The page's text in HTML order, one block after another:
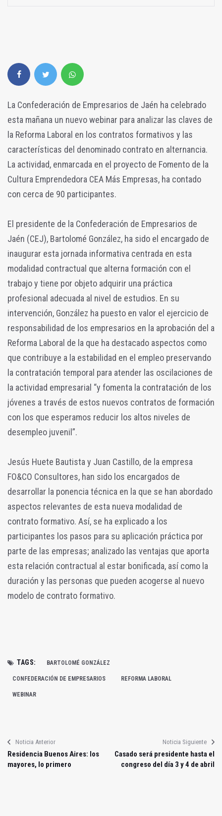
La Confederación de Empresarios de Jaén ha celebrado
esta mañana un nuevo webinar para analizar las claves de
la Reforma Laboral en los contratos formativos y las
características del denominado contrato en alternancia.
La actividad, enmarcada en el proyecto de Fomento de la
Cultura Emprendedora CEA Más Empresas, ha contado
con cerca de 90 participantes.
El presidente de la Confederación de Empresarios de
Jaén (CEJ), Bartolomé González, ha sido el encargado de
inaugurar esta jornada informativa centrada en esta
modalidad contractual que alterna formación con el
trabajo y tiene por objeto adquirir una práctica
profesional adecuada al nivel de estudios. En su
intervención, González ha puesto en valor el ejercicio de
responsabilidad de los empresarios en la aprobación del a
Reforma Laboral de la que ha destacado aspectos como
que contribuye a la estabilidad en el empleo preservando
la contratación temporal para atender las oscilaciones de
la actividad empresarial “y fomenta la contratación de los
jóvenes a través de estos nuevos contratos de formación
con los que esperamos reducir los altos niveles de
desempleo juvenil”.
Jesús Huete Bautista y Juan Castillo, de la empresa
FO&CO Consultores, han sido los encargados de
desarrollar la ponencia técnica en la que se han abordado
aspectos relevantes de esta nueva modalidad de
contrato formativo. Así, se ha explicado a los
participantes los pasos para su aplicación práctica por
parte de las empresas; analizado las ventajas que aporta
esta relación contractual al estar bonificada, así como la
duración y las personas que pueden acogerse al nuevo
modelo de contrato formativo.
TAGS: BARTOLOMÉ GONZÁLEZ
CONFEDERACIÓN DE EMPRESARIOS REFORMA LABORAL
WEBINAR
Noticia Anterior
Residencia Buenos Aires: los
mayores, lo primero
Noticia Siguiente
Casado será presidente hasta el
congreso del día 3 y 4 de abril